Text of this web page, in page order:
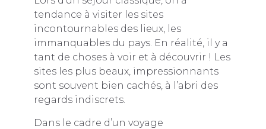
tendance à visiter les sites
incontournables des lieux, les
immanquables du pays. En réalité, il y a
tant de choses à voir et à découvrir ! Les
sites les plus beaux, impressionnants
sont souvent bien cachés, à l’abri des
regards indiscrets.
Dans le cadre d’un voyage